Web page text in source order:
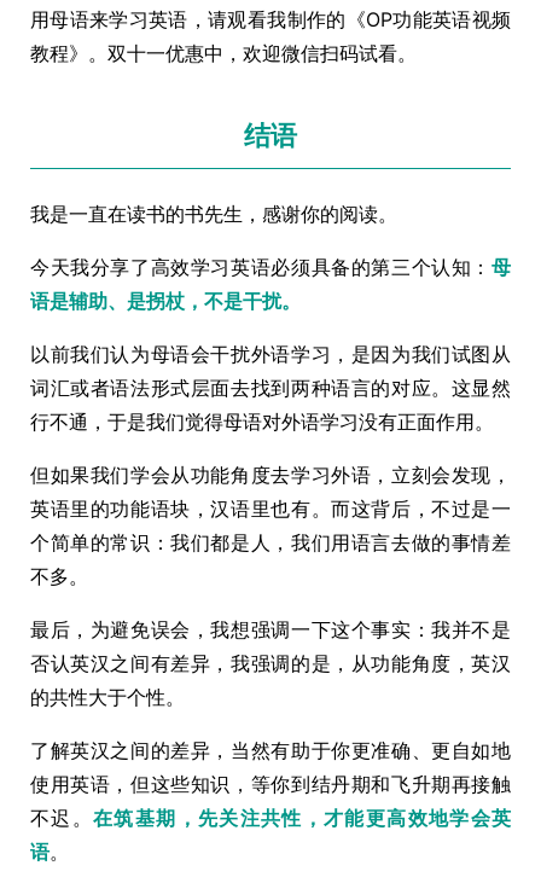
用母语来学习英语，请观看我制作的《OP功能英语视频
教程》。双十一优惠中，欢迎微信扫码试看。
结语
我是一直在读书的书先生，感谢你的阅读。
今天我分享了高效学习英语必须具备的第三个认知： 母
语是辅助、是拐杖，不是干扰。
以前我们认为母语会干扰外语学习，是因为我们试图从
词汇或者语法形式层面去找到两种语言的对应。这显然
行不通，于是我们觉得母语对外语学习没有正面作用。
但如果我们学会从功能角度去学习外语，立刻会发现，
英语里的功能语块，汉语里也有。而这背后，不过是一
个简单的常识：我们都是人，我们用语言去做的事情差
不多。
最后，为避免误会，我想强调一下这个事实：我并不是
否认英汉之间有差异，我强调的是，从功能角度，英汉
的共性大于个性。
了解英汉之间的差异，当然有助于你更准确、更自如地
使用英语，但这些知识，等你到结丹期和飞升期再接触
不迟。在筑基期，先关注共性，才能更高效地学会英
语。